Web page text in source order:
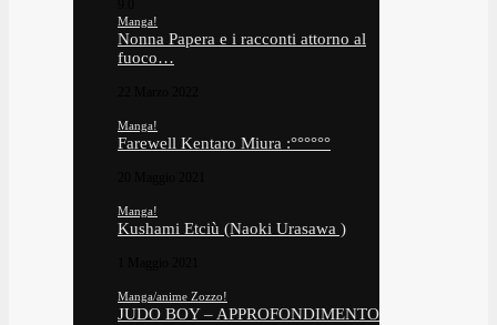
Manga!
Nonna Papera e i racconti attorno al
fuoco…
Manga!
Farewell Kentaro Miura :°°°°°°
Manga!
Kushami Etciù (Naoki Urasawa )
Manga/anime Zozzo!
JUDO BOY – APPROFONDIMENTO